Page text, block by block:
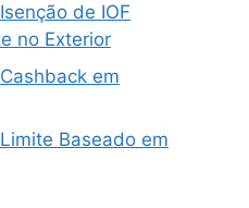
de IOF
no Exterior
em
Baseado em